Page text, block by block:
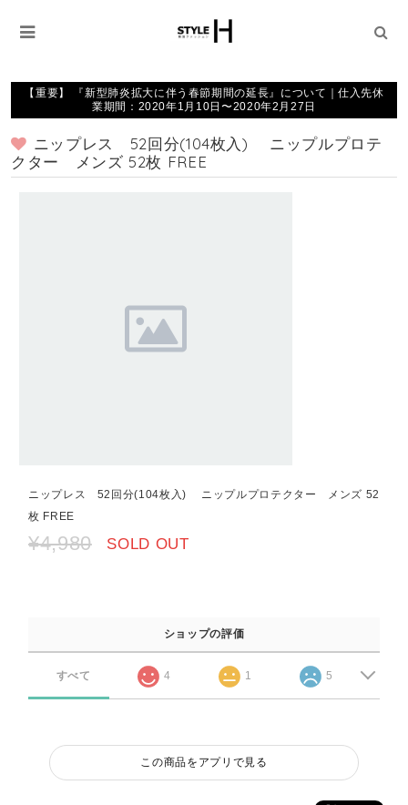
【重要】 『新型肺炎拡大に伴う春節期間の延長』について｜仕入先休
業期間：2020年1月10日〜2020年2月27日
ニップレス 52回分(104枚入) ニップルプロテ
クター メンズ 52枚 FREE
ニップレス 52回分(104枚入) ニップルプロテクター メンズ 52
枚 FREE
¥4,980 SOLD OUT
ショップの評価
すべて 4 1 5
この商品をアプリで見る